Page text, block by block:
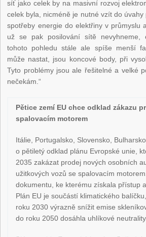
síť jako celek by na masivní rozvoj
celek byla, nicméně je nutné vzít do
spotřeby energie do elektřiny v průmyslu
už se pak posilování sítě nevyhneme,
tohoto pohledu stále ale spíše menší
může nastat, jsou koncové body, při
Tyto problémy jsou ale řešitelné a velké
nečekám.“
Pětice zemí EU chce odklad zákazu
spalovacím motorem
Itálie, Portugalsko, Slovensko,
o pětiletý odklad plánu Evropské unie,
2035 zakázat prodej nových osobních
užitkových vozů se spalovacím
dokumentu, ke kterému získala přístup
Plán EU je součástí klimatického
roku 2030 výrazně snížit emise
do roku 2050 dosáhla uhlíkové